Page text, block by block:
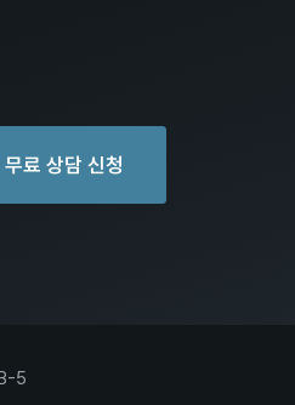
료 상담 신청
5